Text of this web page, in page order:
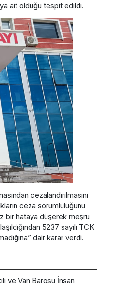
ait olduğu tespit edildi.
cezalandırılmasını
ceza sorumluluğunu
bir hataya düşerek meşru
5237 sayılı TCK
dair karar verdi.
ve Van Barosu İnsan